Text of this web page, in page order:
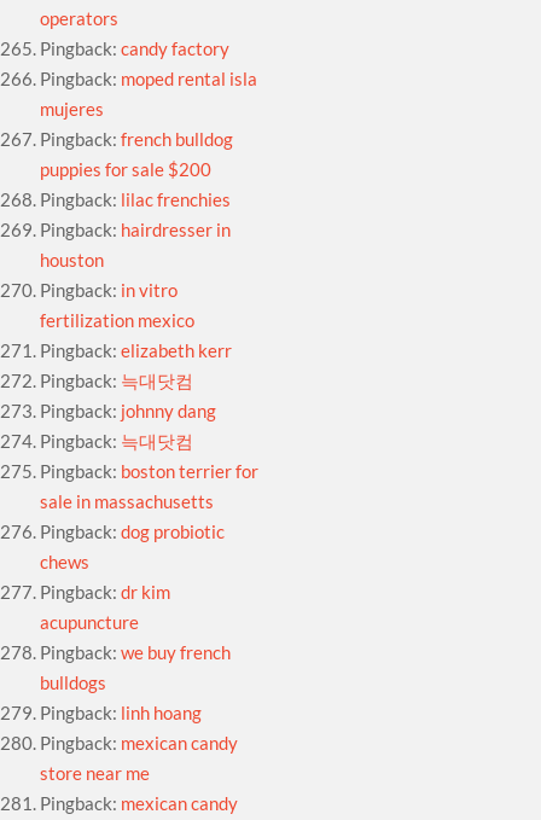
operators
Pingback:candy factory
Pingback: moped rental isla
mujeres
Pingback:french bulldog
puppies for sale $200
Pingback: lilac frenchies
Pingback: hairdresser in
houston
Pingback: in vitro
fertilization mexico
Pingback:elizabeth kerr
Pingback: 늑대닷컴
Pingback: johnny dang
Pingback: 늑대닷컴
Pingback: boston terrier for
sale in massachusetts
Pingback:dog probiotic
chews
Pingback:dr kim
acupuncture
Pingback:we buy french
bulldogs
Pingback: linh hoang
Pingback: mexican candy
store near me
Pingback: mexican candy